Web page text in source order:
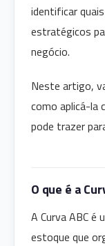
identificar
estratégicos
negócio.
Neste artigo,
como aplicá-la
pode trazer
O que é a
A Curva ABC é
estoque que